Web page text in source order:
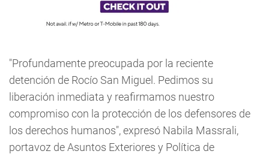
"Profundamente preocupada por la reciente
detención de Rocío San Miguel. Pedimos su
liberación inmediata y reafirmamos nuestro
compromiso con la protección de los defensores de
los derechos humanos", expresó Nabila Massrali,
portavoz de Asuntos Exteriores y Política de